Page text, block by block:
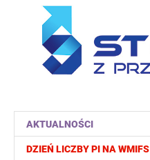
AKTUALNOŚCI
DZIEŃ LICZBY PI NA WMIFS